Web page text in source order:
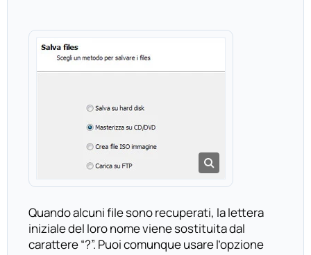
Quando alcuni file sono recuperati, la lettera
iniziale del loro nome viene sostituita dal
carattere “?”. Puoi comunque usare l’opzione